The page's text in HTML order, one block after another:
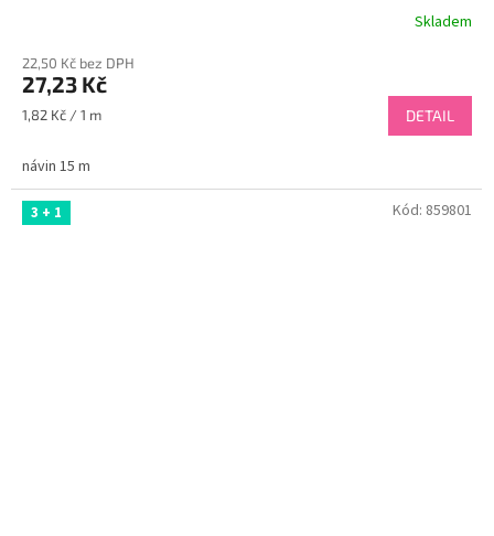
Skladem
22,50 Kč bez DPH
27,23 Kč
Měrná
1,82 Kč / 1 m DETAIL
návin 15 m
3 + 1 Kód: 859801